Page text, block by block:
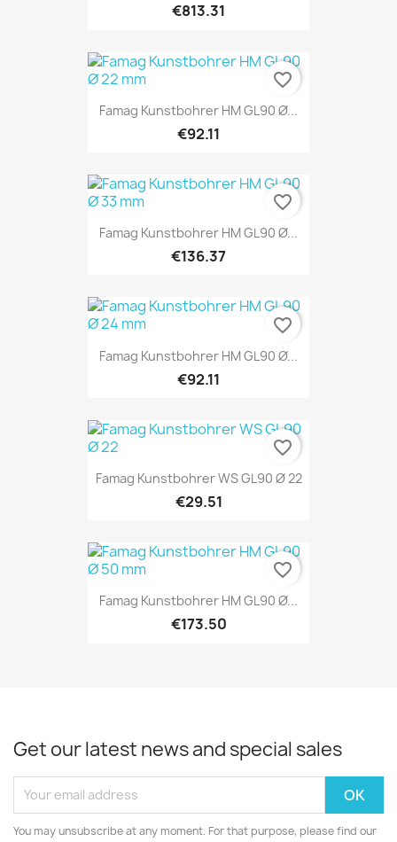
€813.31
Famag Kunstbohrer HM GL90 Ø...
€92.11
favorite_border
Famag Kunstbohrer HM GL90 Ø...
€136.37
favorite_border
Famag Kunstbohrer HM GL90 Ø...
€92.11
favorite_border
Famag Kunstbohrer WS GL90 Ø 22
€29.51
favorite_border
Famag Kunstbohrer HM GL90 Ø...
€173.50
favorite_border
Get our latest news and special sales
You may unsubscribe at any moment. For that purpose, please find our